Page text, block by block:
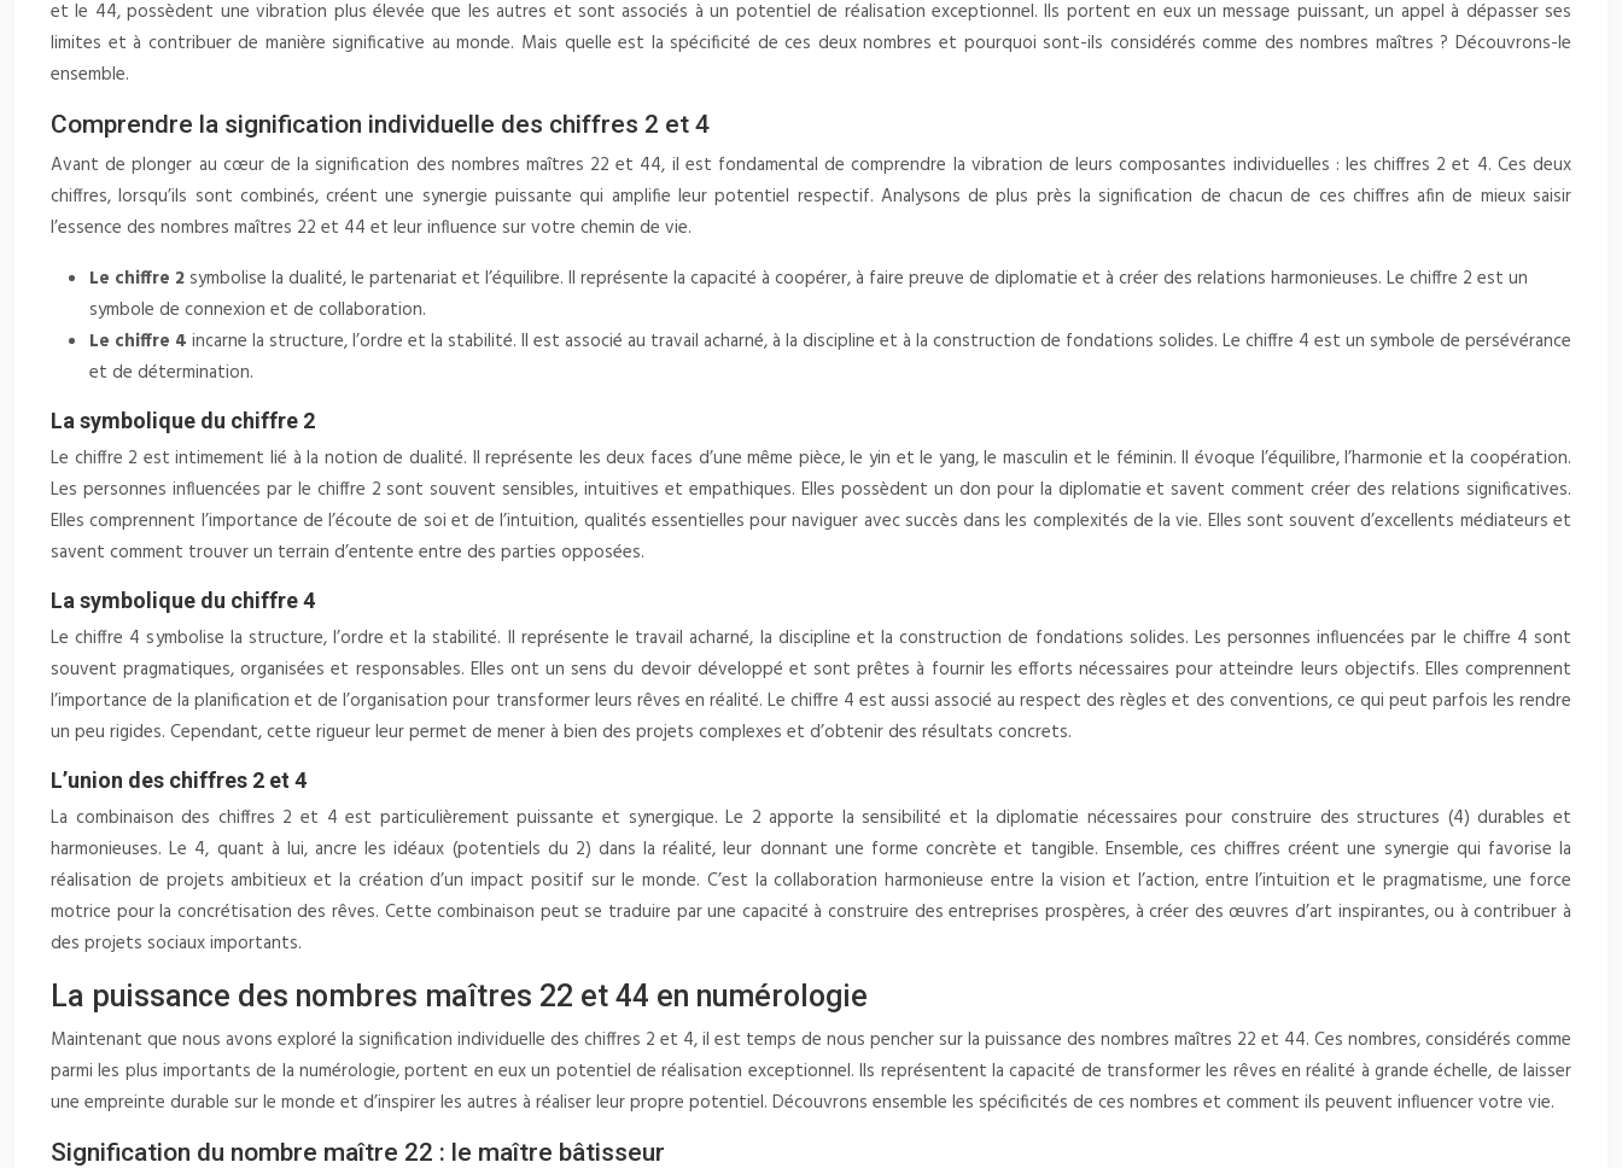
et le 44, possèdent une vibration plus élevée que les autres et sont associés à un potentiel de réalisation exceptionnel. Ils portent en eux un message puissant, un appel à dépasser ses
limites et à contribuer de manière significative au monde. Mais quelle est la spécificité de ces deux nombres et pourquoi sont-ils considérés comme des nombres maîtres ? Découvrons-le
ensemble.
Comprendre la signification individuelle des chiffres 2 et 4
Avant de plonger au cœur de la signification des nombres maîtres 22 et 44, il est fondamental de comprendre la vibration de leurs composantes individuelles : les chiffres 2 et 4. Ces deux
chiffres, lorsqu’ils sont combinés, créent une synergie puissante qui amplifie leur potentiel respectif. Analysons de plus près la signification de chacun de ces chiffres afin de mieux saisir
l’essence des nombres maîtres 22 et 44 et leur influence sur votre chemin de vie.
Le chiffre 2 symbolise la dualité, le partenariat et l’équilibre. Il représente la capacité à coopérer, à faire preuve de diplomatie et à créer des relations harmonieuses. Le chiffre 2 est un
symbole de connexion et de collaboration.
Le chiffre 4 incarne la structure, l’ordre et la stabilité. Il est associé au travail acharné, à la discipline et à la construction de fondations solides. Le chiffre 4 est un symbole de persévérance
et de détermination.
La symbolique du chiffre 2
Le chiffre 2 est intimement lié à la notion de dualité. Il représente les deux faces d’une même pièce, le yin et le yang, le masculin et le féminin. Il évoque l’équilibre, l’harmonie et la coopération.
Les personnes influencées par le chiffre 2 sont souvent sensibles, intuitives et empathiques. Elles possèdent un don pour la diplomatie et savent comment créer des relations significatives.
Elles comprennent l’importance de l’écoute de soi et de l’intuition, qualités essentielles pour naviguer avec succès dans les complexités de la vie. Elles sont souvent d’excellents médiateurs et
savent comment trouver un terrain d’entente entre des parties opposées.
La symbolique du chiffre 4
Le chiffre 4 symbolise la structure, l’ordre et la stabilité. Il représente le travail acharné, la discipline et la construction de fondations solides. Les personnes influencées par le chiffre 4 sont
souvent pragmatiques, organisées et responsables. Elles ont un sens du devoir développé et sont prêtes à fournir les efforts nécessaires pour atteindre leurs objectifs. Elles comprennent
l’importance de la planification et de l’organisation pour transformer leurs rêves en réalité. Le chiffre 4 est aussi associé au respect des règles et des conventions, ce qui peut parfois les rendre
un peu rigides. Cependant, cette rigueur leur permet de mener à bien des projets complexes et d’obtenir des résultats concrets.
L’union des chiffres 2 et 4
La combinaison des chiffres 2 et 4 est particulièrement puissante et synergique. Le 2 apporte la sensibilité et la diplomatie nécessaires pour construire des structures (4) durables et
harmonieuses. Le 4, quant à lui, ancre les idéaux (potentiels du 2) dans la réalité, leur donnant une forme concrète et tangible. Ensemble, ces chiffres créent une synergie qui favorise la
réalisation de projets ambitieux et la création d’un impact positif sur le monde. C’est la collaboration harmonieuse entre la vision et l’action, entre l’intuition et le pragmatisme, une force
motrice pour la concrétisation des rêves. Cette combinaison peut se traduire par une capacité à construire des entreprises prospères, à créer des œuvres d’art inspirantes, ou à contribuer à
des projets sociaux importants.
La puissance des nombres maîtres 22 et 44 en numérologie
Maintenant que nous avons exploré la signification individuelle des chiffres 2 et 4, il est temps de nous pencher sur la puissance des nombres maîtres 22 et 44. Ces nombres, considérés comme
parmi les plus importants de la numérologie, portent en eux un potentiel de réalisation exceptionnel. Ils représentent la capacité de transformer les rêves en réalité à grande échelle, de laisser
une empreinte durable sur le monde et d’inspirer les autres à réaliser leur propre potentiel. Découvrons ensemble les spécificités de ces nombres et comment ils peuvent influencer votre vie.
Signification du nombre maître 22 : le maître bâtisseur